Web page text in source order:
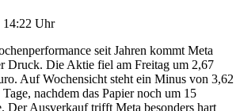
14:22 Uhr
seit Jahren kommt Meta
Druck. Die Aktie fiel am Freitag um 2,67
Auf Wochensicht steht ein Minus von 3,62
nachdem das Papier noch um 15
Der Ausverkauf trifft Meta besonders hart